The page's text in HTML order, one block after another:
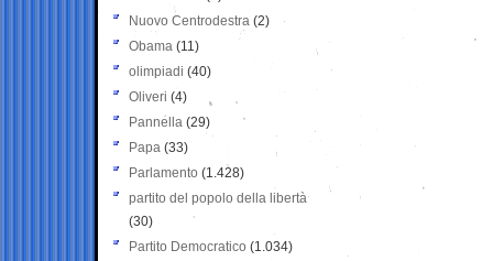
Nuovo Centrodestra (2)
Obama (11)
olimpiadi (40)
Oliveri (4)
Pannella (29)
Papa (33)
Parlamento (1.428)
partito del popolo della libertà
(30)
Partito Democratico (1.034)